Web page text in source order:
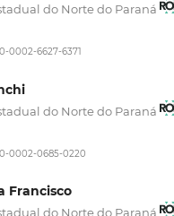
do Norte do Paraná
0002-6627-6371
do Norte do Paraná
0002-0685-0220
Francisco
do Norte do Paraná